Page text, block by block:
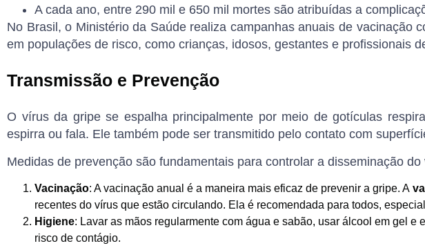
A cada ano, entre 290 mil e 650 mil mortes são atribuídas a
No Brasil, o Ministério da Saúderealiza campanhas anuais de vacinação
em populações de risco, como crianças, idosos, gestantes e profissionais
Transmissão e Prevenção
O vírus da gripe se espalha principalmente por meio de gotículas
espirra ou fala. Ele também pode ser transmitido pelo contato com
Medidas de prevenção são fundamentais para controlar a disseminação do
Vacinação: A vacinação anual é a maneira mais eficaz de prevenir a gripe. A
recentes do vírus que estão circulando. Ela é recomendada para todos,
Higiene: Lavar as mãos regularmente com água e sabão, usar álcool em gel
risco de contágio.